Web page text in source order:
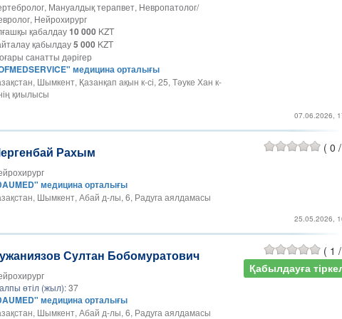
Мануалдық терапвет, Невропатолог/
Нейрохирург
қабалдау10 000KZT
қабылдау5 000KZT
санатты дәрігер
медицина орталығы
Шымкент, Қазанқап ақын к-сі, 25, Тәуке Хан к-
қиылысы
07.06.2026,
Рахым
медицина орталығы
Шымкент, Абай д-лы, 6, Радуга аялдамасы
( 0 /
25.05.2026,
Султан Бобомуратович
өтіл (жыл):37
медицина орталығы
Шымкент, Абай д-лы, 6, Радуга аялдамасы
( 1 /
Қабылдауға